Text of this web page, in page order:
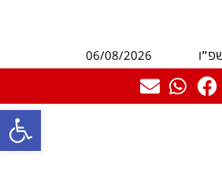
פתח
06/08/2026